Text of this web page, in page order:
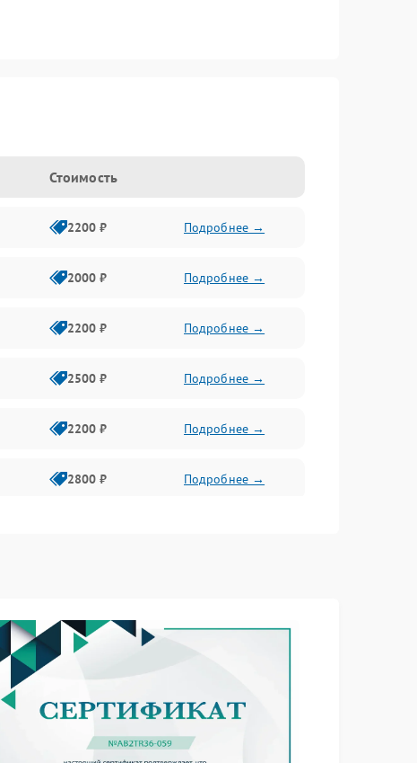
Стоимость
2200 ₽ Подробнее →
2000 ₽ Подробнее →
2200 ₽ Подробнее →
2500 ₽ Подробнее →
2200 ₽ Подробнее →
2800 ₽ Подробнее →